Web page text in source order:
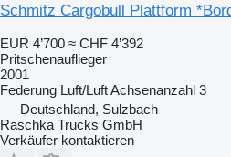
Schmitz Cargobull Plattform
EUR 4’700 ≈ CHF 4’392
Pritschenauflieger
2001
Federung Luft/LuftAchsenanzahl 3
Deutschland, Sulzbach
Raschka Trucks GmbH
Verkäufer kontaktieren